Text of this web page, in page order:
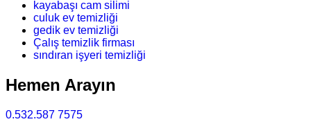
kayabaşı cam silimi
culuk ev temizliği
gedik ev temizliği
Çalış temizlik firması
sındıran işyeri temizliği
Hemen Arayın
0.532.587 7575